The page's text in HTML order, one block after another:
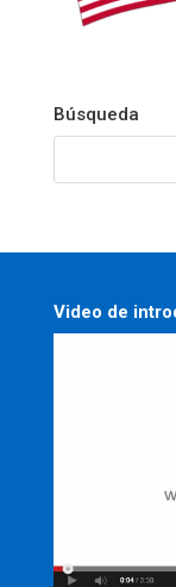
Búsqueda
Video de